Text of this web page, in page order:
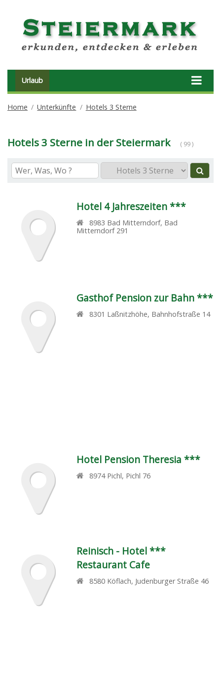
Urlaub
Home Unterkünfte Hotels 3 Sterne
Hotels 3 Sterne in der Steiermark ( 99 )
Hotel 4 Jahreszeiten ***
8983 Bad Mitterndorf, Bad
Mitterndorf 291
Gasthof Pension zur Bahn ***
8301 Laßnitzhöhe, Bahnhofstraße 14
Hotel Pension Theresia ***
8974 Pichl, Pichl 76
Reinisch - Hotel ***
Restaurant Cafe
8580 Köflach, Judenburger Straße 46